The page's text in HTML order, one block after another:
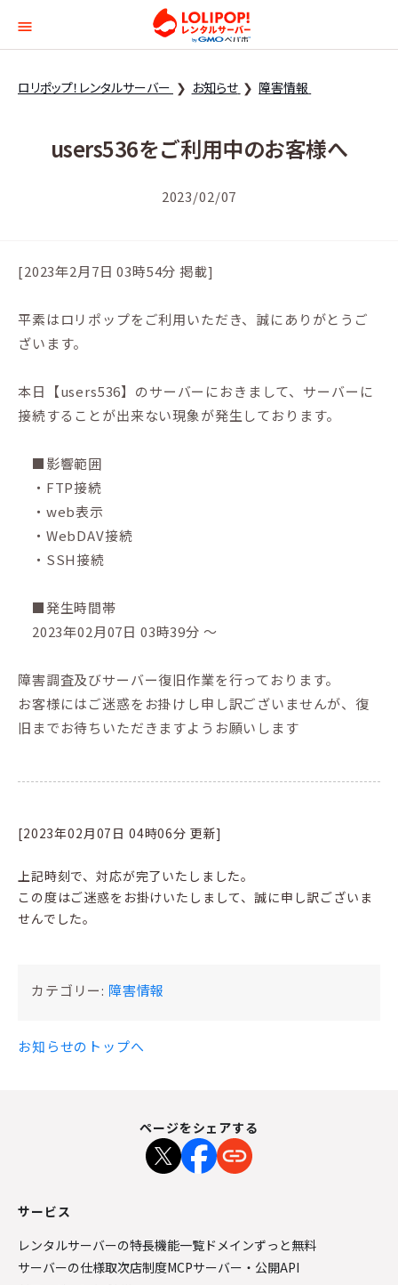
ロリポップ！レンタル
ロリポップ！レンタルサーバー お知らせ 障害情報
users536をご利用中のお客様へ
2023/02/07
[2023年2月7日 03時54分 掲載]
平素はロリポップをご利用いただき、誠にありがとうご
ざいます。
本日【users536】のサーバーにおきまして、サーバーに
接続することが出来ない現象が発生しております。
■影響範囲
・FTP接続
・web表示
・WebDAV接続
・SSH接続
■発生時間帯
2023年02月07日 03時39分 ～
障害調査及びサーバー復旧作業を行っております。
お客様にはご迷惑をお掛けし申し訳ございませんが、復
旧までお待ちいただきますようお願いします
[2023年02月07日 04時06分 更新]
上記時刻で、対応が完了いたしました。
この度はご迷惑をお掛けいたしまして、誠に申し訳ございま
せんでした。
カテゴリー: 障害情報
お知らせのトップへ
ページをシェアする
サービス
レンタルサーバーの特長機能一覧 ドメインずっと無料
サーバーの仕様取次店制度MCPサーバー・公開API